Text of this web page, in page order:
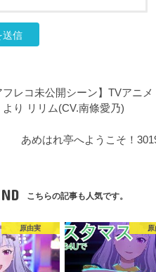
フレコ未公開シーン】TVアニ
より リリム(CV.南條愛乃)
あめはれ亭へようこそ！
こちらの記事も人気です。
原由実